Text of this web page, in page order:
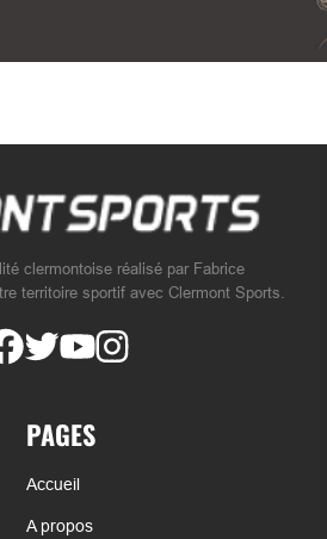
clermontoise réalisé par Fabrice
territoire sportif avec Clermont Sports.
PAGES
Accueil
A propos